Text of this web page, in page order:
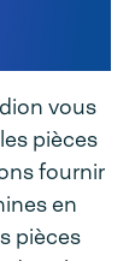
vous
pièces
fournir
en
pièces